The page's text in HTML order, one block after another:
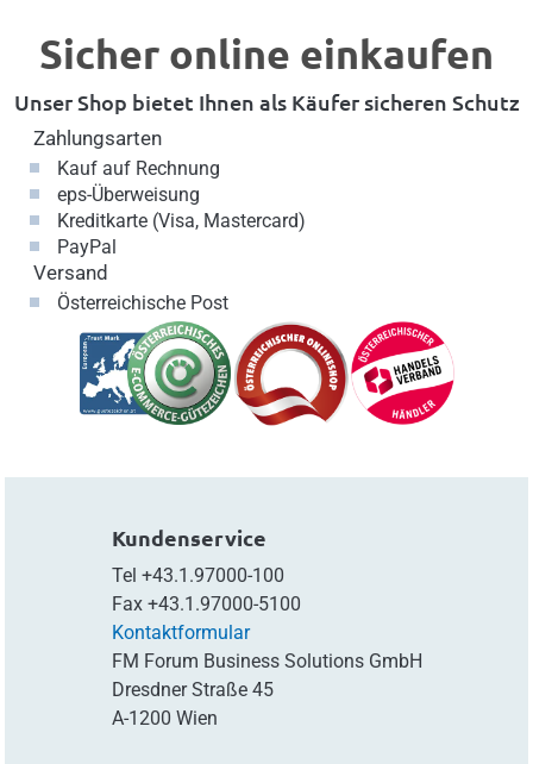
Sicher online einkaufen
Unser Shop bietet Ihnen als Käufer sicheren Schutz
Zahlungsarten
Kauf auf Rechnung
eps-Überweisung
Kreditkarte (Visa, Mastercard)
PayPal
Versand
Österreichische Post
Kundenservice
Tel +43.1.97000-100
Fax +43.1.97000-5100
Kontaktformular
FM Forum Business Solutions GmbH
Dresdner Straße 45
A-1200 Wien